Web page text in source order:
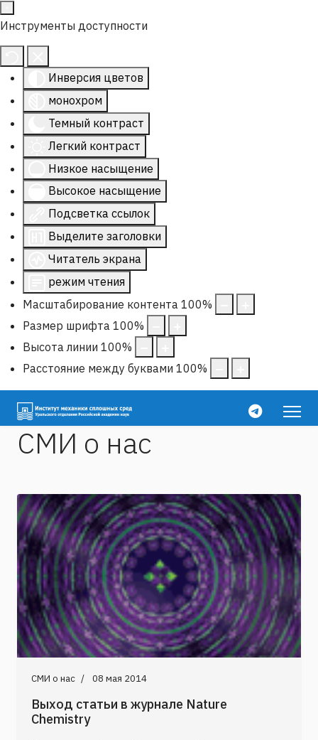
Инструменты доступности
Инверсия цветов
монохром
Темный контраст
Легкий контраст
Низкое насыщение
Высокое насыщение
Подсветка ссылок
Выделите заголовки
Читатель экрана
режим чтения
Масштабирование контента 100%
Размер шрифта 100%
Высота линии 100%
Расстояние между буквами 100%
СМИ о нас
СМИ о нас 08 мая 2014
Выход статьи в журнале Nature
Chemistry